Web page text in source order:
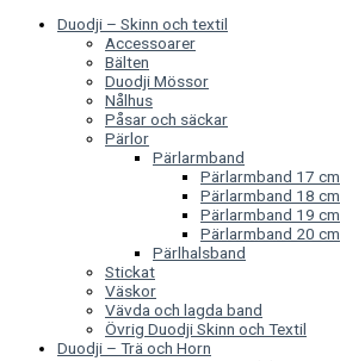
Duodji – Skinn och textil
Accessoarer
Bälten
Duodji Mössor
Nålhus
Påsar och säckar
Pärlor
Pärlarmband
Pärlarmband 17 cm
Pärlarmband 18 cm
Pärlarmband 19 cm
Pärlarmband 20 cm
Pärlhalsband
Stickat
Väskor
Vävda och lagda band
Övrig Duodji Skinn och Textil
Duodji – Trä och Horn